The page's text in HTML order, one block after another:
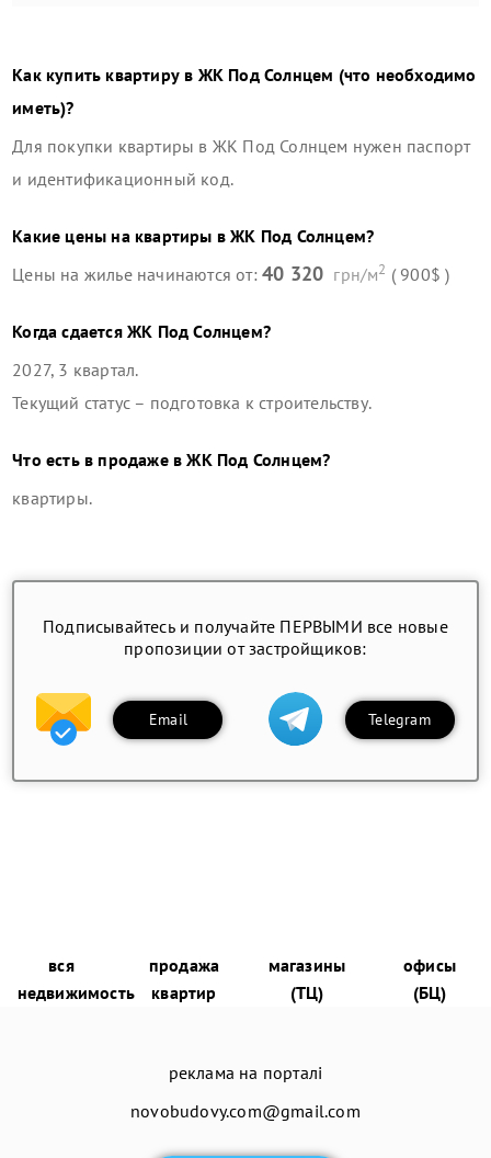
Как купить квартиру в ЖК Под Солнцем (что необходимо
иметь)?
Для покупки квартиры в ЖК Под Солнцем нужен паспорт
и идентификационный код.
Какие цены на квартиры вЖК Под Солнцем?
Цены на жилье начинаются от:40 320 грн/м2 ( 900$ )
Когда сдаетсяЖК Под Солнцем?
2027, 3 квартал.
Текущий статус – подготовка к строительству.
Что есть в продаже вЖК Под Солнцем?
квартиры.
Подписывайтесь и получайте ПЕРВЫМИ все новые
пропозиции от застройщиков:
Email Telegram
вся
недвижимость
продажа
квартир
магазины
(ТЦ)
офисы
(БЦ)
реклама на порталі
novobudovy.com@gmail.com